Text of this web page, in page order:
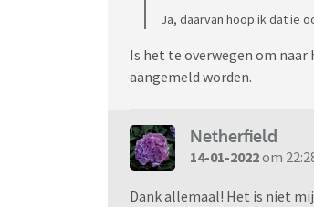
Ja, daarvan hoop ik dat ie
Is het te overwegen om naar
aangemeld worden.
Netherfield
14-01-2022om
Dank allemaal! Het is niet